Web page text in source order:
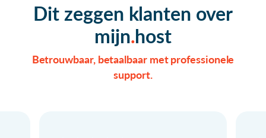
Dit zeggen klanten over
mijn host
Betrouwbaar, betaalbaar met professionele
support.